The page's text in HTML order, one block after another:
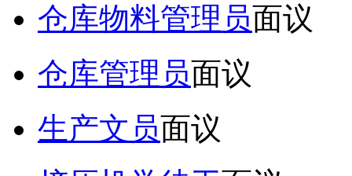
仓库物料管理员面议
仓库管理员面议
生产文员面议